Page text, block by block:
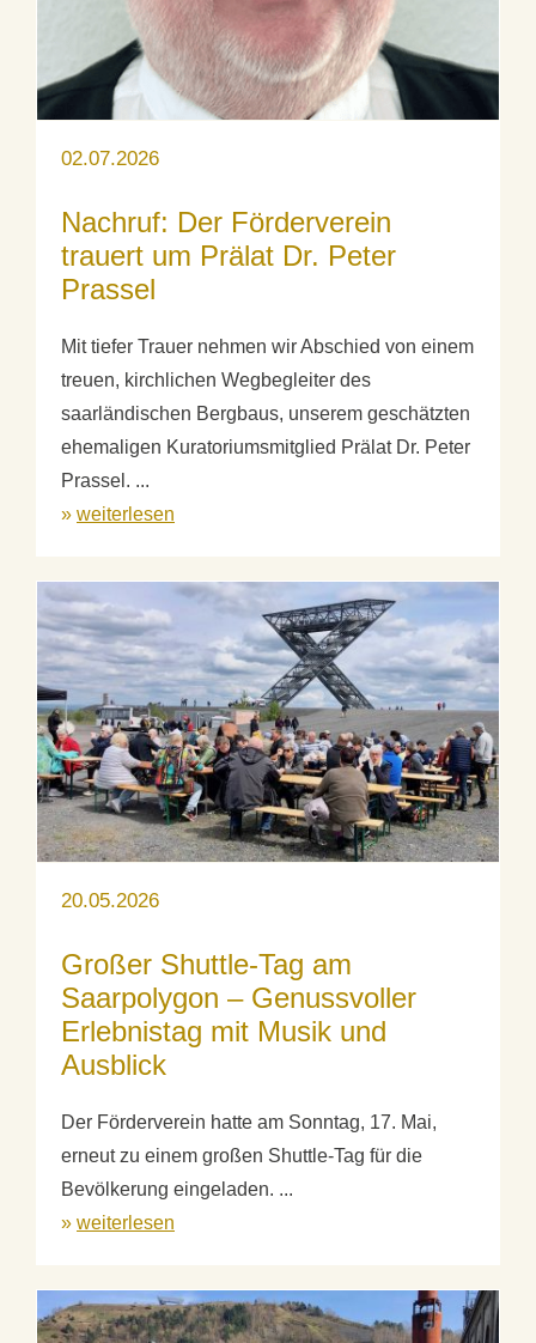
02.07.2026
Nachruf: Der Förderverein
trauert um Prälat Dr. Peter
Prassel
Mit tiefer Trauer nehmen wir Abschied von einem
treuen, kirchlichen Wegbegleiter des
saarländischen Bergbaus, unserem geschätzten
ehemaligen Kuratoriumsmitglied Prälat Dr. Peter
Prassel. ...
» weiterlesen
20.05.2026
Großer Shuttle-Tag am
Saarpolygon – Genussvoller
Erlebnistag mit Musik und
Ausblick
Der Förderverein hatte am Sonntag, 17. Mai,
erneut zu einem großen Shuttle-Tag für die
Bevölkerung eingeladen. ...
» weiterlesen